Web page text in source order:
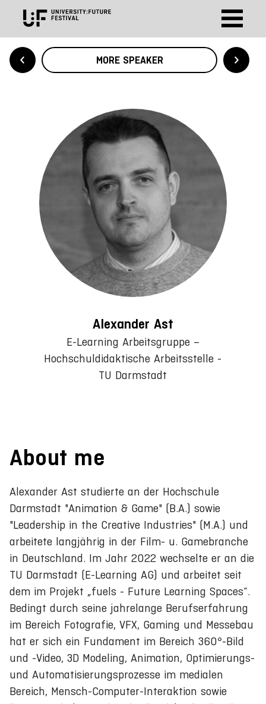
MORE SPEAKER
Alexander Ast
E-Learning Arbeitsgruppe –
Hochschuldidaktische Arbeitsstelle -
TU Darmstadt
About me
Alexander Ast studierte an der Hochschule
Darmstadt "Animation & Game" (B.A.) sowie
"Leadership in the Creative Industries" (M.A.) und
arbeitete langjährig in der Film- u. Gamebranche
in Deutschland. Im Jahr 2022 wechselte er an die
TU Darmstadt (E-Learning AG) und arbeitet seit
dem im Projekt „fuels - Future Learning Spaces“.
Bedingt durch seine jahrelange Berufserfahrung
im Bereich Fotografie, VFX, Gaming und Messebau
hat er sich ein Fundament im Bereich 360°-Bild
und -Video, 3D Modeling, Animation, Optimierungs-
und Automatisierungsprozesse im medialen
Bereich, Mensch-Computer-Interaktion sowie